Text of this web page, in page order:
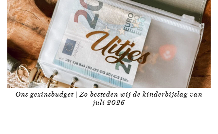
Ons gezinsbudget | Zo besteden wij de kinderbijslag van
juli 2026